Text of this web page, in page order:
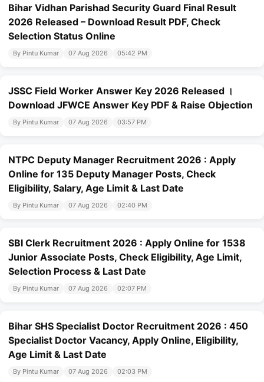
Bihar Vidhan Parishad Security Guard Final Result
2026 Released – Download Result PDF, Check
Selection Status Online
By Pintu Kumar 07 Aug 2026 05:42 PM
JSSC Field Worker Answer Key 2026 Released ।
Download JFWCE Answer Key PDF & Raise Objection
By Pintu Kumar 07 Aug 2026 03:57 PM
NTPC Deputy Manager Recruitment 2026 : Apply
Online for 135 Deputy Manager Posts, Check
Eligibility, Salary, Age Limit & Last Date
By Pintu Kumar 07 Aug 2026 02:40 PM
SBI Clerk Recruitment 2026 : Apply Online for 1538
Junior Associate Posts, Check Eligibility, Age Limit,
Selection Process & Last Date
By Pintu Kumar 07 Aug 2026 02:07 PM
Bihar SHS Specialist Doctor Recruitment 2026 : 450
Specialist Doctor Vacancy, Apply Online, Eligibility,
Age Limit & Last Date
By Pintu Kumar 07 Aug 2026 02:03 PM